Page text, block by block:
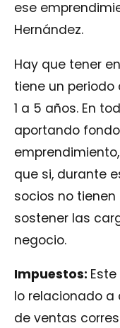
ese
Hernández.
Hay que tener
tiene un
1 a 5 años. En
aportando
que si, durante
socios no
sostener las
negocio.
Impuestos:
lo relacionado
de ventas